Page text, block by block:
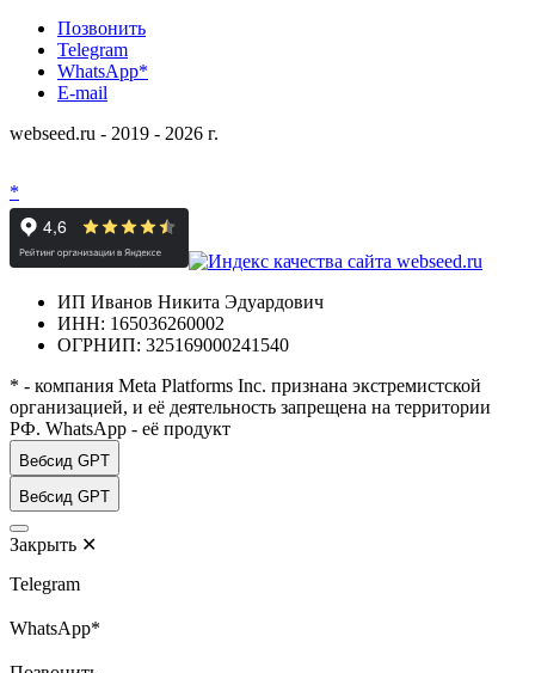
Позвонить
Telegram
WhatsApp*
E-mail
webseed.ru - 2019 - 2026 г.
*
ИП Иванов Никита Эдуардович
ИНН: 165036260002
ОГРНИП: 325169000241540
* - компания Meta Platforms Inc. признана экстремистской
организацией, и её деятельность запрещена на территории
РФ. WhatsApp - её продукт
Вебсид GPT
Вебсид GPT
Закрыть ✕
Telegram
WhatsApp*